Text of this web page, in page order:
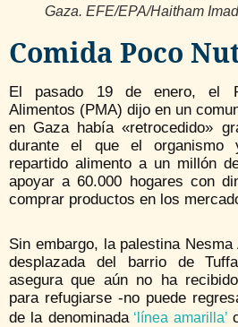
Gaza. EFE/EPA/Haitham Imad
Comida Poco
El pasado 19 de enero, el
Alimentos (PMA) dijo en un
en Gaza había «retrocedido»
durante el que el organismo
repartido alimento a un millón
apoyar a 60.000 hogares con
comprar productos en los
Sin embargo, la palestina
desplazada del barrio de
asegura que aún no ha
para refugiarse -no puede
de la denominada‘línea amarilla’